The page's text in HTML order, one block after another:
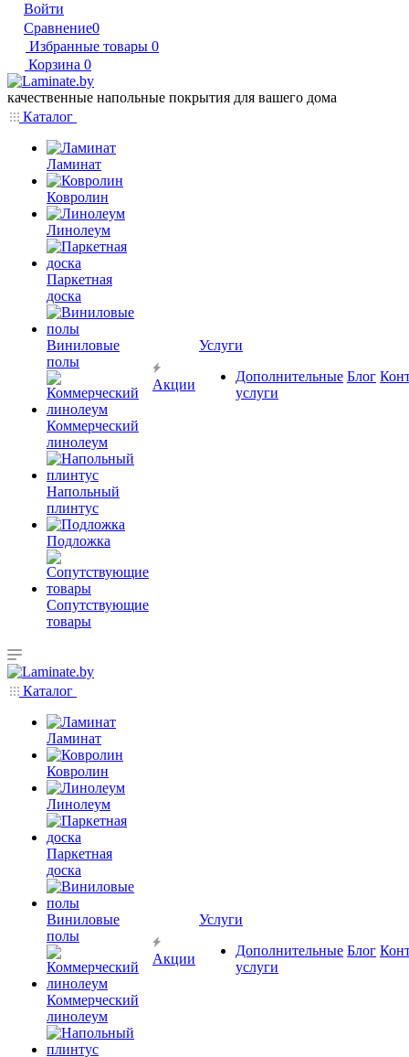
Войти
Сравнение0
Избранные товары 0
Корзина 0
качественные напольные покрытия для вашего дома
Каталог
Ламинат
Ковролин
Линолеум
Паркетная
доска
Виниловые
полы
Коммерческий
линолеум
Напольный
плинтус
Подложка
Сопутствующие
товары
Акции
Услуги
Дополнительные
услуги
Блог
Каталог
Ламинат
Ковролин
Линолеум
Паркетная
доска
Виниловые
полы
Коммерческий
линолеум
Акции
Услуги
Дополнительные
услуги
Блог